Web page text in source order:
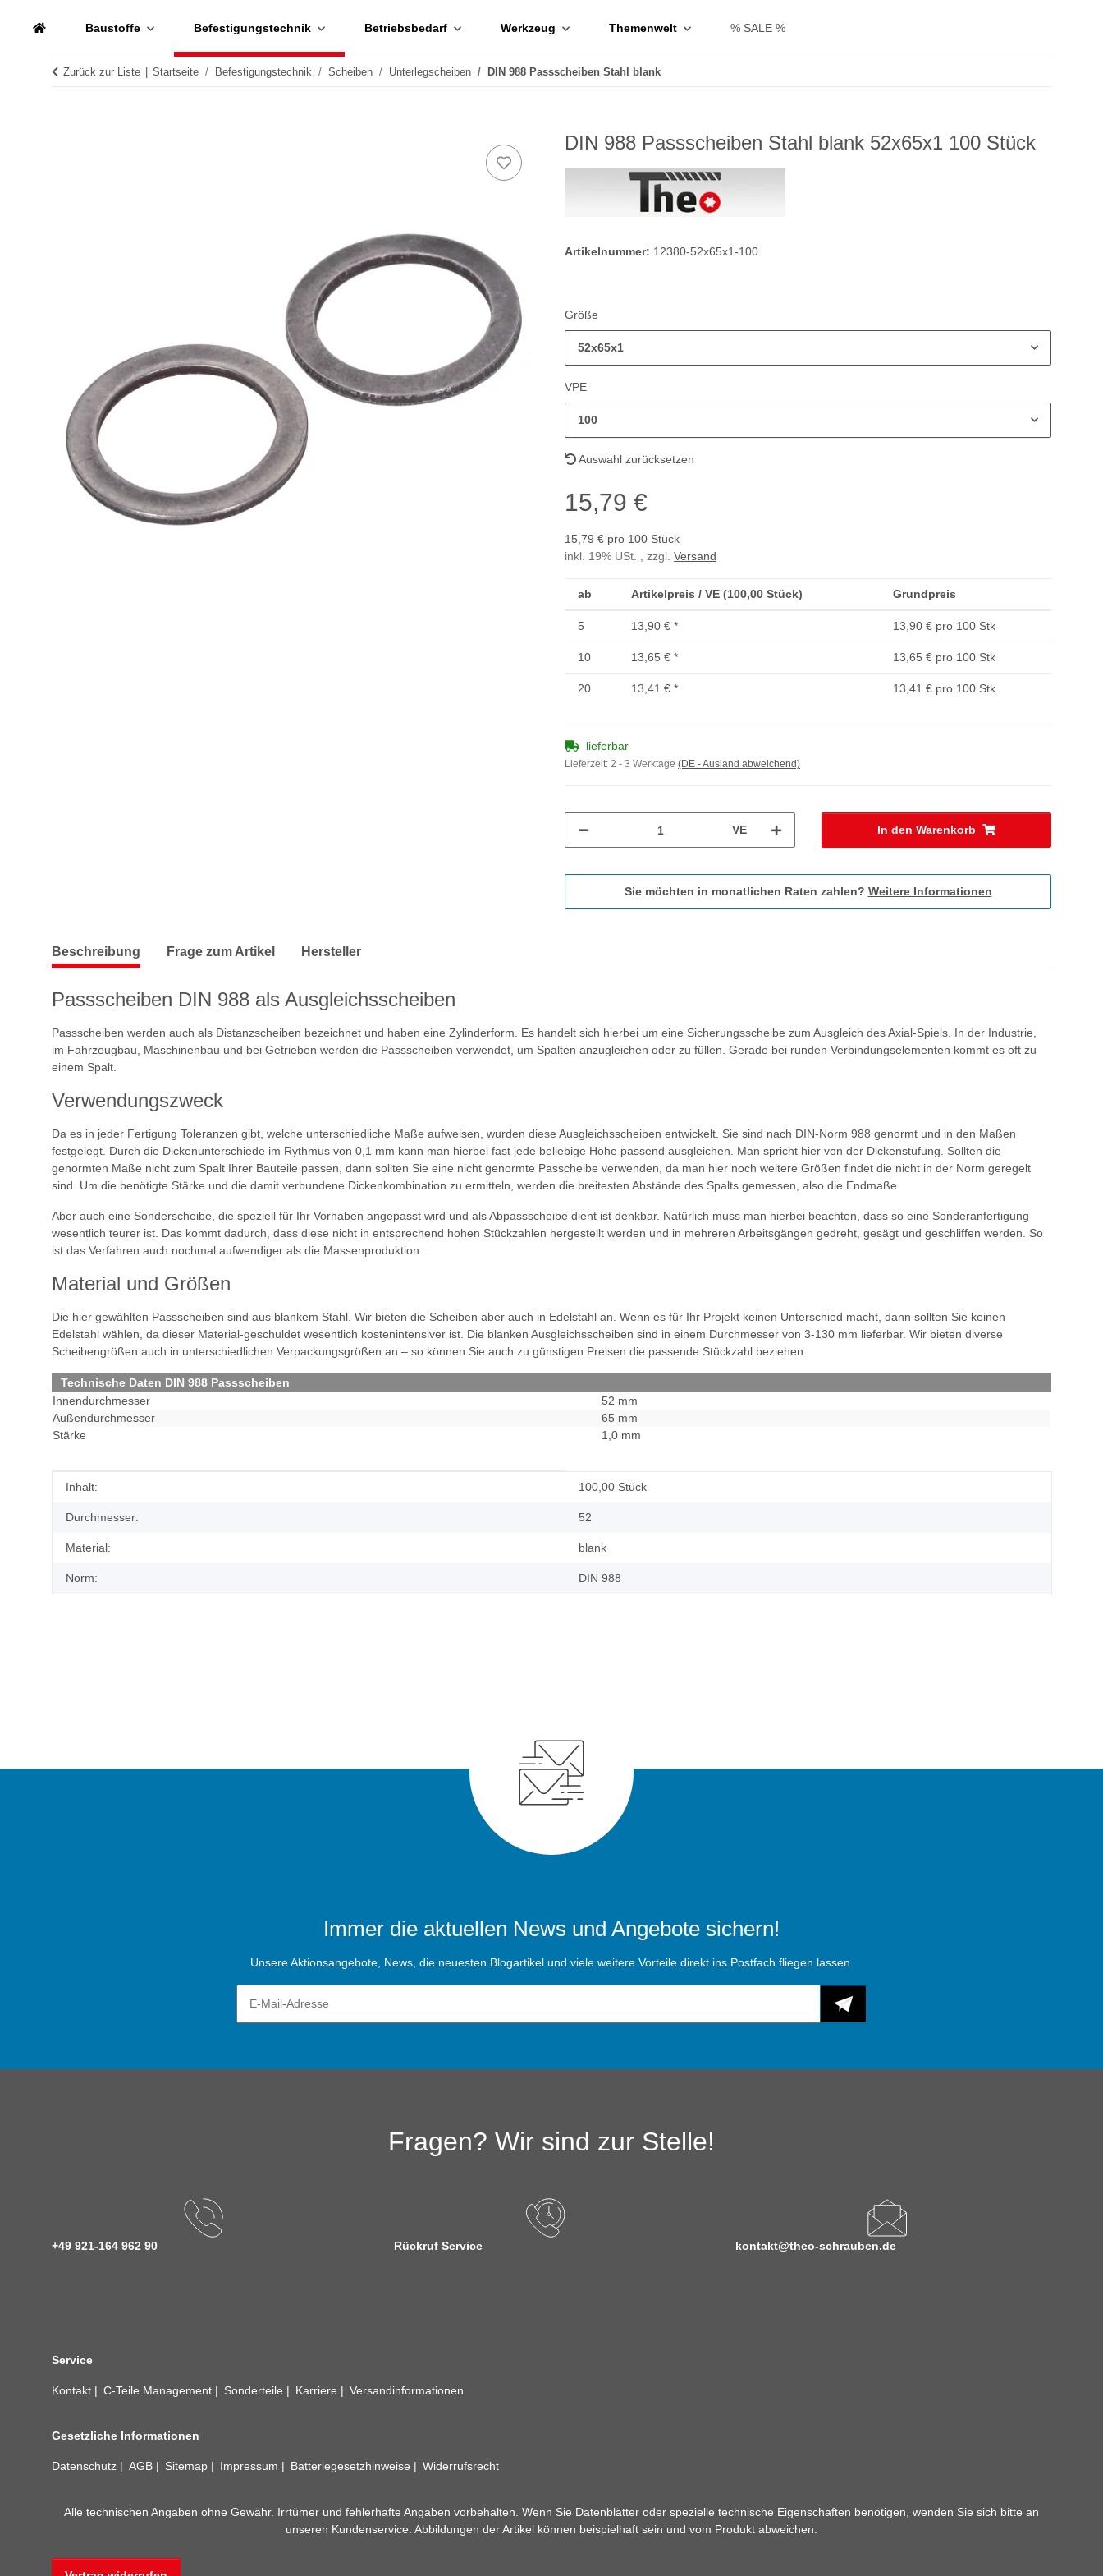
Baustoffe Befestigungstechnik Betriebsbedarf Werkzeug Themenwelt % SALE %
Zurück zur Liste Startseite Befestigungstechnik Scheiben Unterlegscheiben DIN 988 Passscheiben Stahl blank
DIN 988 Passscheiben Stahl blank 52x65x1 100 Stück
Artikelnummer: 12380-52x65x1-100
Größe
52x65x1
VPE
100
Auswahl zurücksetzen
15,79 €
15,79 € pro 100 Stück
inkl. 19% USt. , zzgl. Versand
ab Artikelpreis / VE (100,00 Stück) Grundpreis
5 13,90 € * 13,90 € pro 100 Stk
10 13,65 € * 13,65 € pro 100 Stk
20 13,41 € * 13,41 € pro 100 Stk
lieferbar
Lieferzeit: 2 - 3 Werktage (DE - Ausland abweichend)
VE In den Warenkorb
Sie möchten in monatlichen Raten zahlen? Weitere Informationen
Beschreibung Frage zum Artikel Hersteller
Passscheiben DIN 988 als Ausgleichsscheiben
Passscheiben werden auch als Distanzscheiben bezeichnet und haben eine Zylinderform. Es handelt sich hierbei um eine Sicherungsscheibe zum Ausgleich des Axial-Spiels. In der Industrie,
im Fahrzeugbau, Maschinenbau und bei Getrieben werden die Passscheiben verwendet, um Spalten anzugleichen oder zu füllen. Gerade bei runden Verbindungselementen kommt es oft zu
einem Spalt.
Verwendungszweck
Da es in jeder Fertigung Toleranzen gibt, welche unterschiedliche Maße aufweisen, wurden diese Ausgleichsscheiben entwickelt. Sie sind nach DIN-Norm 988 genormt und in den Maßen
festgelegt. Durch die Dickenunterschiede im Rythmus von 0,1 mm kann man hierbei fast jede beliebige Höhe passend ausgleichen. Man spricht hier von der Dickenstufung. Sollten die
genormten Maße nicht zum Spalt Ihrer Bauteile passen, dann sollten Sie eine nicht genormte Passcheibe verwenden, da man hier noch weitere Größen findet die nicht in der Norm geregelt
sind. Um die benötigte Stärke und die damit verbundene Dickenkombination zu ermitteln, werden die breitesten Abstände des Spalts gemessen, also die Endmaße.
Aber auch eine Sonderscheibe, die speziell für Ihr Vorhaben angepasst wird und als Abpassscheibe dient ist denkbar. Natürlich muss man hierbei beachten, dass so eine Sonderanfertigung
wesentlich teurer ist. Das kommt dadurch, dass diese nicht in entsprechend hohen Stückzahlen hergestellt werden und in mehreren Arbeitsgängen gedreht, gesägt und geschliffen werden. So
ist das Verfahren auch nochmal aufwendiger als die Massenproduktion.
Material und Größen
Die hier gewählten Passscheiben sind aus blankem Stahl. Wir bieten die Scheiben aber auch in Edelstahl an. Wenn es für Ihr Projekt keinen Unterschied macht, dann sollten Sie keinen
Edelstahl wählen, da dieser Material-geschuldet wesentlich kostenintensiver ist. Die blanken Ausgleichsscheiben sind in einem Durchmesser von 3-130 mm lieferbar. Wir bieten diverse
Scheibengrößen auch in unterschiedlichen Verpackungsgrößen an – so können Sie auch zu günstigen Preisen die passende Stückzahl beziehen.
Technische Daten DIN 988 Passscheiben
Innendurchmesser
52 mm
Außendurchmesser
65 mm
Stärke
1,0 mm
Produkteigenschaft
Wert
Inhalt: 100,00 Stück
Durchmesser: 52
Material: blank
Norm: DIN 988
Immer die aktuellen News und Angebote sichern!
Unsere Aktionsangebote, News, die neuesten Blogartikel und viele weitere Vorteile direkt ins Postfach fliegen lassen.
Fragen? Wir sind zur Stelle!
+49 921-164 962 90 Rückruf Service kontakt@theo-schrauben.de
Service
Kontakt C-Teile Management Sonderteile Karriere Versandinformationen
Gesetzliche Informationen
Datenschutz AGB Sitemap Impressum Batteriegesetzhinweise Widerrufsrecht
Alle technischen Angaben ohne Gewähr. Irrtümer und fehlerhafte Angaben vorbehalten. Wenn Sie Datenblätter oder spezielle technische Eigenschaften benötigen, wenden Sie sich bitte an
unseren Kundenservice. Abbildungen der Artikel können beispielhaft sein und vom Produkt abweichen.